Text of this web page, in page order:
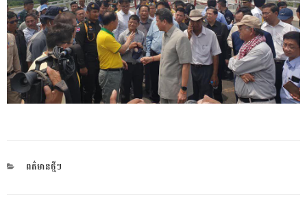
CATEGORIES
ពត៌មានថ្មីៗ